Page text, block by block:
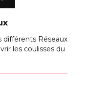
différents Réseaux
les coulisses du